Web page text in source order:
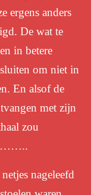
ergens anders
De wat te
in betere
om niet in
En alsof de
met zijn
zou
nageleefd